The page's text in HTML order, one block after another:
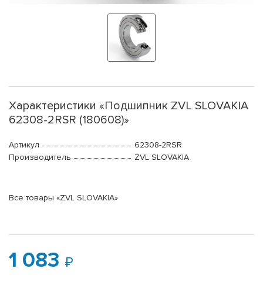
Характеристики «Подшипник ZVL SLOVAKIA
62308-2RSR (180608)»
Артикул
62308-2RSR
Производитель
ZVL SLOVAKIA
Все товары «ZVL SLOVAKIA»
1 083